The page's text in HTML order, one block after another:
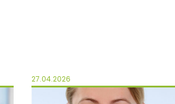
27.04.2026